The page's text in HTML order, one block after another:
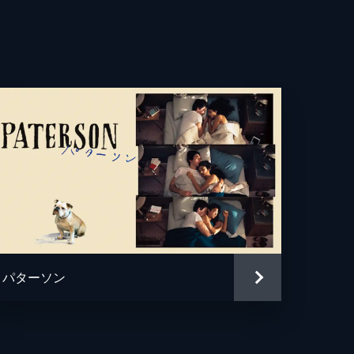
・アシマン
ー・スピアーズ
ァダニーノ
ー・ジョルジュ
モラビート
パターソン